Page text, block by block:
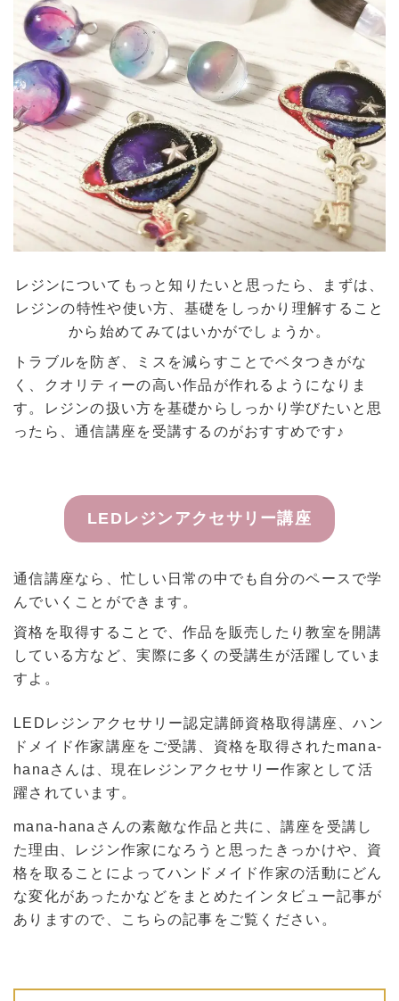
レジンについてもっと知りたいと思ったら、まずは、
レジンの特性や使い方、基礎をしっかり理解すること
から始めてみてはいかがでしょうか。
トラブルを防ぎ、ミスを減らすことでベタつきがな
く、クオリティーの高い作品が作れるようになりま
す。レジンの扱い方を基礎からしっかり学びたいと思
ったら、通信講座を受講するのがおすすめです♪
LEDレジンアクセサリー講座
通信講座なら、忙しい日常の中でも自分のペースで学
んでいくことができます。
資格を取得することで、作品を販売したり教室を開講
している方など、実際に多くの受講生が活躍していま
すよ。
LEDレジンアクセサリー認定講師資格取得講座、ハン
ドメイド作家講座をご受講、資格を取得されたmana-
hanaさんは、現在レジンアクセサリー作家として活
躍されています。
mana-hanaさんの素敵な作品と共に、講座を受講し
た理由、レジン作家になろうと思ったきっかけや、資
格を取ることによってハンドメイド作家の活動にどん
な変化があったかなどをまとめたインタビュー記事が
ありますので、こちらの記事をご覧ください。